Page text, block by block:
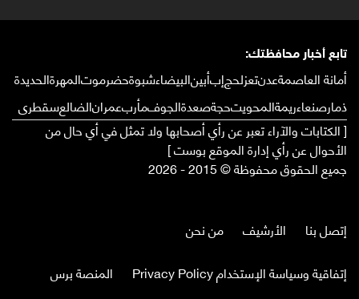
تابع أخبار محافظتك:
أمانة العاصمةعدنتعزلحجإبأبينالبيضاءشبوةحضرموتالمهرةالحديدة
ذمارصنعاءريمةالمحويتحجةصعدةالجوفمأربعمرانالضالعسقطرى
[ الكتابات والآراء تعبر عن رأي أصحابها ولا تمثل في أي حال من
الأحوال عن رأي إدارة الموقع بوست ]
جميع الحقوق محفوظة © 2015 - 2026
إتصل بنا الأرشيف
من نحن
إتفاقية وسياسة الإستخدام Privacy Policy
المنصة برس